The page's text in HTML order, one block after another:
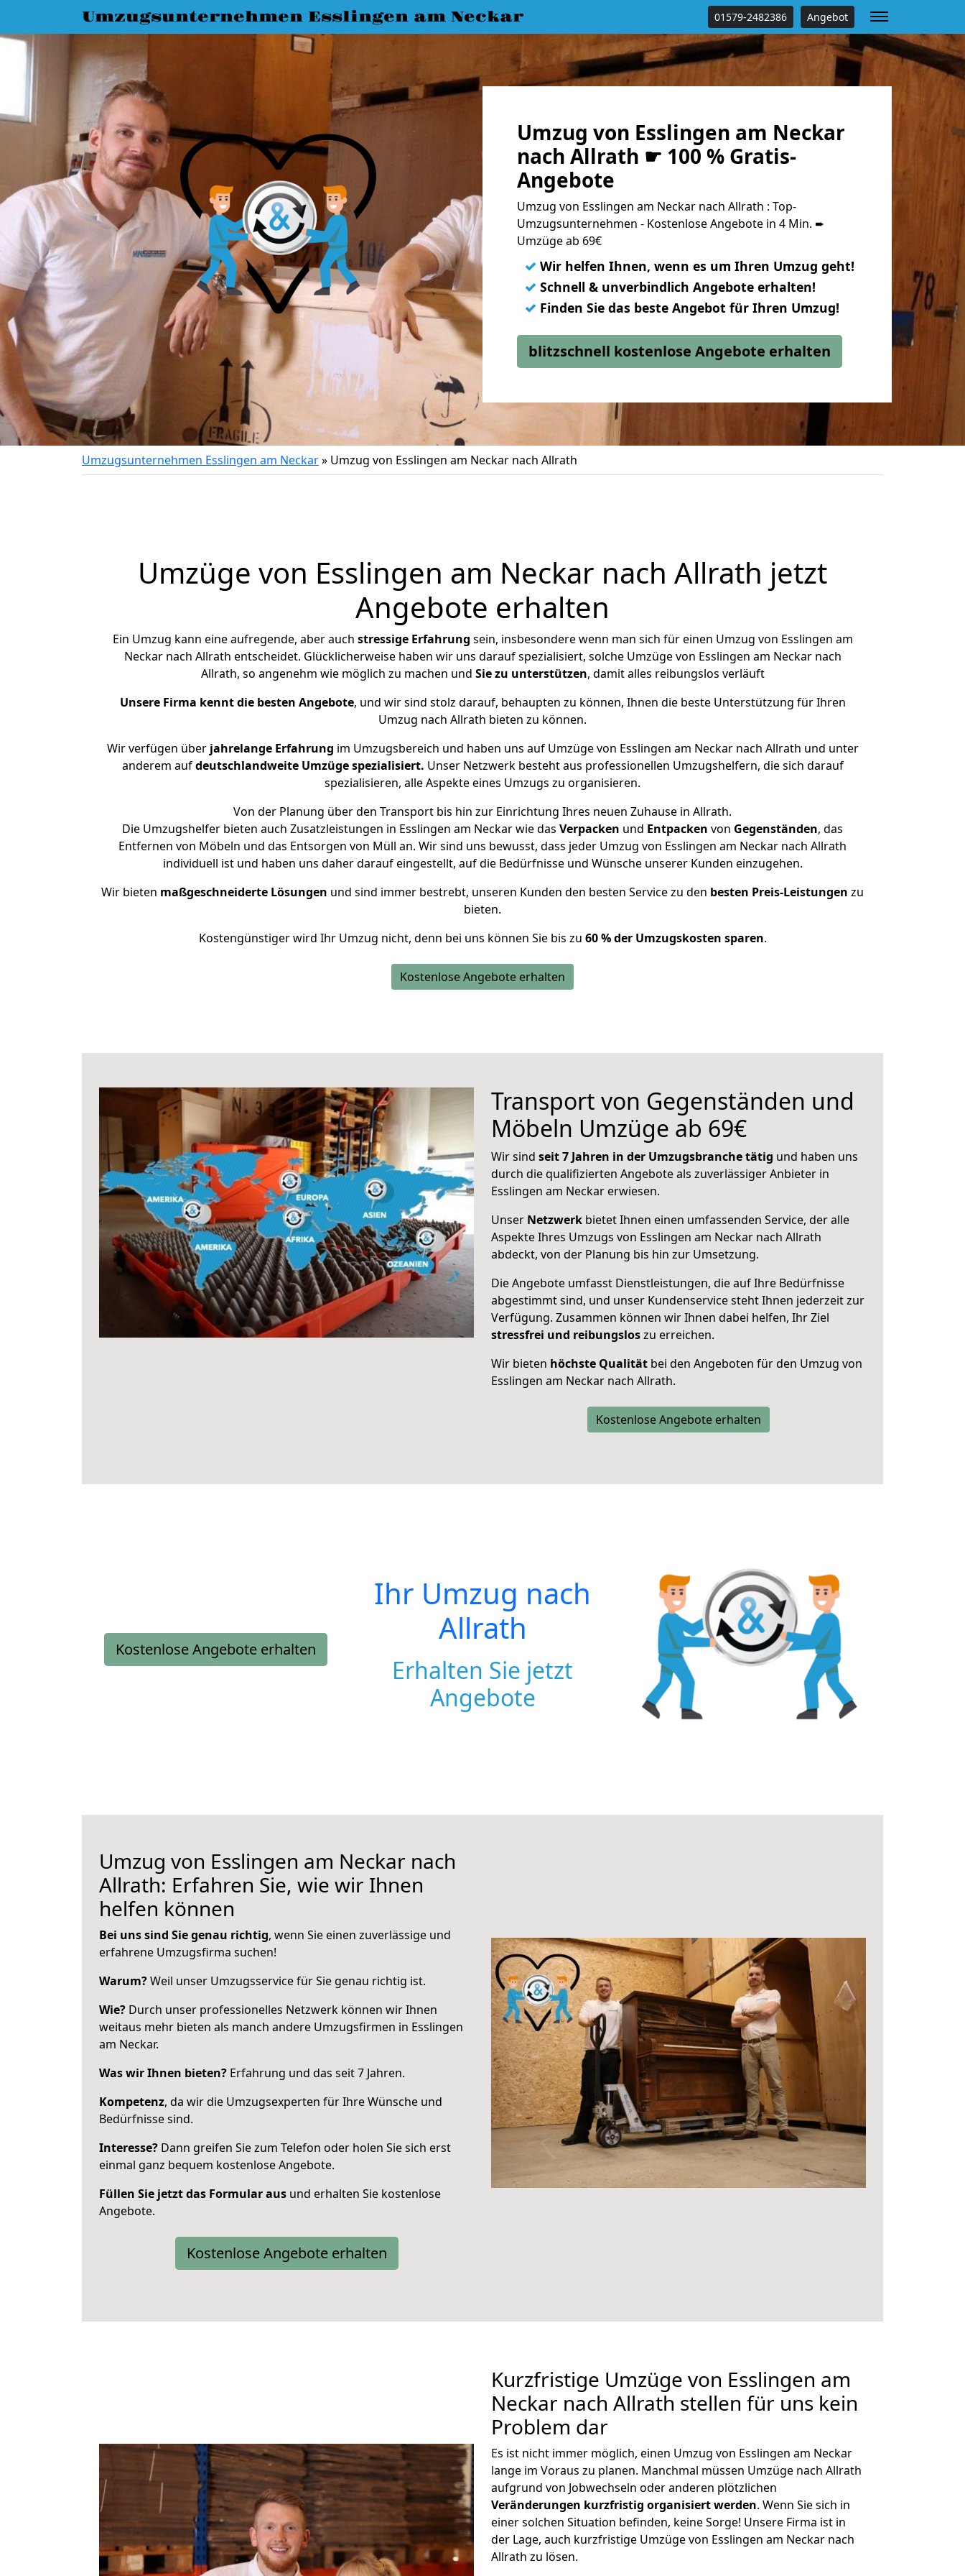
Umzugsunternehmen Esslingen am Neckar 01579-2482386 Angebot
Umzug von Esslingen am Neckar
nach Allrath ☛ 100 % Gratis-
Angebote
Umzug von Esslingen am Neckar nach Allrath : Top-
Umzugsunternehmen - Kostenlose Angebote in 4 Min. ➨
Umzüge ab 69€
✓ Wir helfen Ihnen, wenn es um Ihren Umzug geht!
✓ Schnell & unverbindlich Angebote erhalten!
✓ Finden Sie das beste Angebot für Ihren Umzug!
blitzschnell kostenlose Angebote erhalten
Umzugsunternehmen Esslingen am Neckar» Umzug von Esslingen am Neckar nach Allrath
Umzüge von Esslingen am Neckar nach Allrath jetzt
Angebote erhalten
Ein Umzug kann eine aufregende, aber auch stressige Erfahrung sein, insbesondere wenn man sich für einen Umzug von Esslingen am
Neckar nach Allrath entscheidet. Glücklicherweise haben wir uns darauf spezialisiert, solche Umzüge von Esslingen am Neckar nach
Allrath, so angenehm wie möglich zu machen und Sie zu unterstützen, damit alles reibungslos verläuft
Unsere Firma kennt die besten Angebote, und wir sind stolz darauf, behaupten zu können, Ihnen die beste Unterstützung für Ihren
Umzug nach Allrath bieten zu können.
Wir verfügen überjahrelange Erfahrung im Umzugsbereich und haben uns auf Umzüge von Esslingen am Neckar nach Allrath und unter
anderem aufdeutschlandweite Umzüge spezialisiert. Unser Netzwerk besteht aus professionellen Umzugshelfern, die sich darauf
spezialisieren, alle Aspekte eines Umzugs zu organisieren.
Von der Planung über den Transport bis hin zur Einrichtung Ihres neuen Zuhause in Allrath.
Die Umzugshelfer bieten auch Zusatzleistungen in Esslingen am Neckar wie das Verpacken und Entpacken von Gegenständen, das
Entfernen von Möbeln und das Entsorgen von Müll an. Wir sind uns bewusst, dass jeder Umzug von Esslingen am Neckar nach Allrath
individuell ist und haben uns daher darauf eingestellt, auf die Bedürfnisse und Wünsche unserer Kunden einzugehen.
Wir bieten maßgeschneiderte Lösungen und sind immer bestrebt, unseren Kunden den besten Service zu den besten Preis-Leistungen zu
bieten.
Kostengünstiger wird Ihr Umzug nicht, denn bei uns können Sie bis zu 60 % der Umzugskosten sparen.
Kostenlose Angebote erhalten
Transport von Gegenständen und
Möbeln Umzüge ab 69€
Wir sind seit 7 Jahren in der Umzugsbranche tätig und haben uns
durch die qualifizierten Angebote als zuverlässiger Anbieter in
Esslingen am Neckar erwiesen.
Unser Netzwerk bietet Ihnen einen umfassenden Service, der alle
Aspekte Ihres Umzugs von Esslingen am Neckar nach Allrath
abdeckt, von der Planung bis hin zur Umsetzung.
Die Angebote umfasst Dienstleistungen, die auf Ihre Bedürfnisse
abgestimmt sind, und unser Kundenservice steht Ihnen jederzeit zur
Verfügung. Zusammen können wir Ihnen dabei helfen, Ihr Ziel
stressfrei und reibungsloszu erreichen.
Wir bieten höchste Qualität bei den Angeboten für den Umzug von
Esslingen am Neckar nach Allrath.
Kostenlose Angebote erhalten
Kostenlose Angebote erhalten
Ihr Umzug nach
Allrath
Erhalten Sie jetzt
Angebote
Umzug von Esslingen am Neckar nach
Allrath: Erfahren Sie, wie wir Ihnen
helfen können
Bei uns sind Sie genau richtig, wenn Sie einen zuverlässige und
erfahrene Umzugsfirma suchen!
Warum?Weil unser Umzugsservice für Sie genau richtig ist.
Wie? Durch unser professionelles Netzwerk können wir Ihnen
weitaus mehr bieten als manch andere Umzugsfirmen in Esslingen
am Neckar.
Was wir Ihnen bieten? Erfahrung und das seit 7 Jahren.
Kompetenz, da wir die Umzugsexperten für Ihre Wünsche und
Bedürfnisse sind.
Interesse? Dann greifen Sie zum Telefon oder holen Sie sich erst
einmal ganz bequem kostenlose Angebote.
Füllen Sie jetzt das Formular aus und erhalten Sie kostenlose
Angebote.
Kostenlose Angebote erhalten
Kurzfristige Umzüge von Esslingen am
Neckar nach Allrath stellen für uns kein
Problem dar
Es ist nicht immer möglich, einen Umzug von Esslingen am Neckar
lange im Voraus zu planen. Manchmal müssen Umzüge nach Allrath
aufgrund von Jobwechseln oder anderen plötzlichen
Veränderungen kurzfristig organisiert werden. Wenn Sie sich in
einer solchen Situation befinden, keine Sorge! Unsere Firma ist in
der Lage, auch kurzfristige Umzüge von Esslingen am Neckar nach
Allrath zu lösen.